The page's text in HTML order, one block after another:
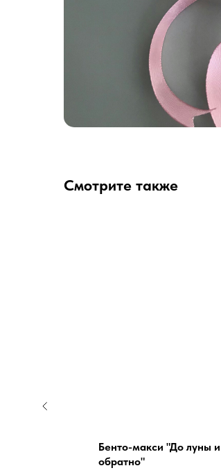
Смотрите также
Бенто-макси "До луны и
обратно"